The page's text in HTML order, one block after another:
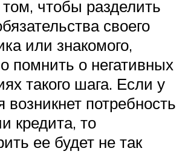
чтобы разделить
своего
или знакомого,
помнить о негативных
такого шага. Если у
возникнет потребность
кредита, то
ее будет не так